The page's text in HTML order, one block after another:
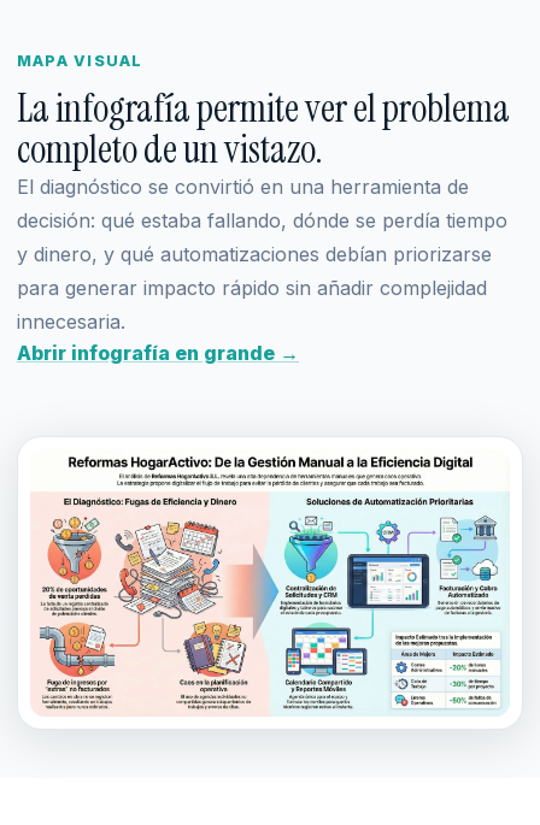
MAPA VISUAL
La infografía permite ver el problema
completo de un vistazo.
El diagnóstico se convirtió en una herramienta de
decisión: qué estaba fallando, dónde se perdía tiempo
y dinero, y qué automatizaciones debían priorizarse
para generar impacto rápido sin añadir complejidad
innecesaria.
Abrir infografía en grande →